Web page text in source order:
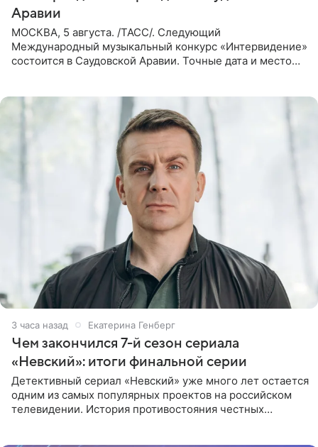
Аравии
МОСКВА, 5 августа. /ТАСС/. Следующий
Международный музыкальный конкурс «Интервидение»
состоится в Саудовской Аравии. Точные дата и место
3 часа назад Екатерина Генберг
Чем закончился 7-й сезон сериала
«Невский»: итоги финальной серии
Детективный сериал «Невский» уже много лет остается
одним из самых популярных проектов на российском
телевидении. История противостояния честных